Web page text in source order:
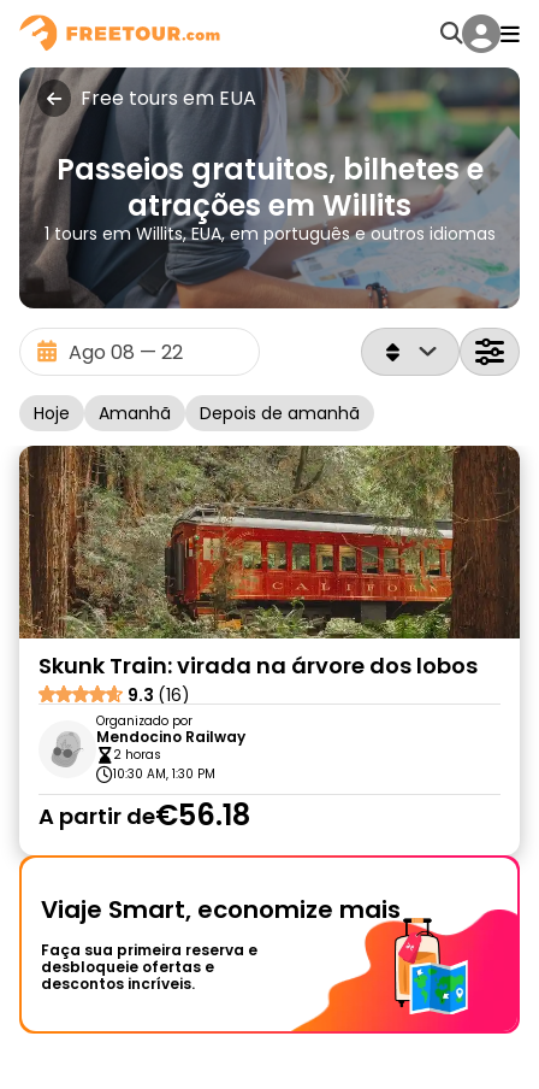
Free tours em EUA
Passeios gratuitos, bilhetes e
atrações em Willits
1 tours em Willits, EUA, em português e outros idiomas
Hoje Amanhã Depois de amanhã
Skunk Train: virada na árvore dos lobos
9.3 (16)
Organizado por
Mendocino Railway
2 horas
10:30 AM, 1:30 PM
A partir de€56.18
Viaje Smart, economize mais
Faça sua primeira reserva e
desbloqueie ofertas e
descontos incríveis.